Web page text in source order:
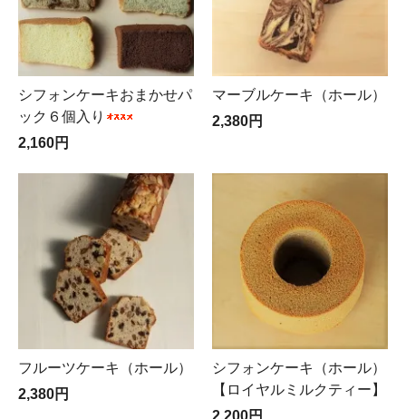
シフォンケーキおまかせパ
ック６個入り
2,160円
マーブルケーキ（ホール）
2,380円
フルーツケーキ（ホール）
2,380円
シフォンケーキ（ホール）
【ロイヤルミルクティー】
2,200円